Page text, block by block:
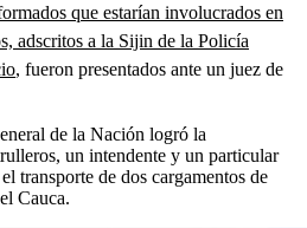
que estarían involucrados en
adscritos a la Sijin de la Policía
, fueron presentados ante un juez de
de la Nación logró la
un intendente y un particular
transporte de dos cargamentos de
Cauca.